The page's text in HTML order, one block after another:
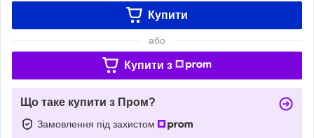
Купити
або
Купити з
Що таке купити з Пром?
Замовлення під захистом